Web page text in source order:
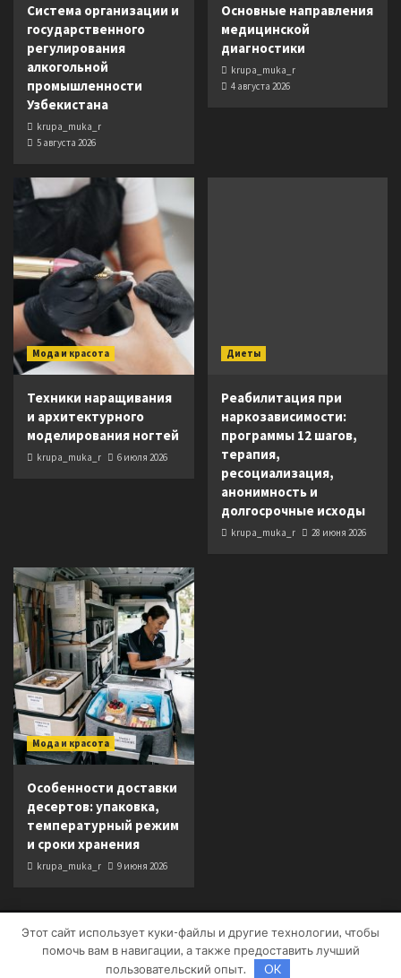
Система организации и
государственного
регулирования
алкогольной
промышленности
Узбекистана
krupa_muka_r
5 августа 2026
Основные направления
медицинской
диагностики
krupa_muka_r
4 августа 2026
Мода и красота
Техники наращивания
и архитектурного
моделирования ногтей
krupa_muka_r 6 июля 2026
Диеты
Реабилитация при
наркозависимости:
программы 12 шагов,
терапия,
ресоциализация,
анонимность и
долгосрочные исходы
krupa_muka_r 28 июня 2026
Мода и красота
Особенности доставки
десертов: упаковка,
температурный режим
и сроки хранения
krupa_muka_r 9 июня 2026
Copyright © Все права защищены.|CoverNewsот AF
themes.
Этот сайт использует куки-файлы и другие технологии, чтобы
помочь вам в навигации, а также предоставить лучший
пользовательский опыт.
OK